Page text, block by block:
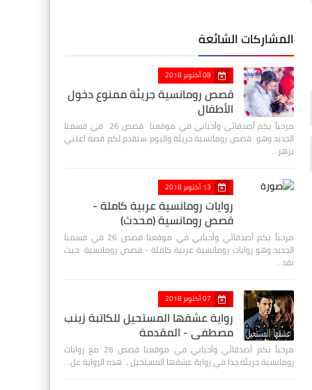
المشاركات الشائعة
08 أكتوبر 2018
قصص رومانسية جريئة ممنوع دخول
الأطفال
مرحباً بكم أصدقائي وأحبابي في موقعنا قصص 26 في قسمنا
الجديد وهو قصص رومانسية جريئة واليوم سنقدم لكم قصة اعتني
بزهر…
13 أكتوبر 2018
روايات رومانسية عربية كاملة -
قصص رومانسية (محدث)
مرحباً بكم أصدقائي وأحبابي في موقعنا قصص 26 في قسمنا
الجديد وهو روايات رومانسية عربية كاملة - قصص رومانسية حيث
نقد…
07 أكتوبر 2018
رواية عشقها المستحيل للكاتبة زينب
مصطفي - المقدمة
مرحباً بكم أصدقائي وأحبابي في موقعنا قصص 26 مع روايات
رومانسية جريئة جدا في رواية عشقها المستحيل ، هذه الرواية عل…